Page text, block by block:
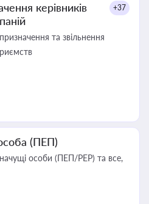
керівників
+37
та звільнення
(ПЕП)
особи (ПЕП/PEP) та все,